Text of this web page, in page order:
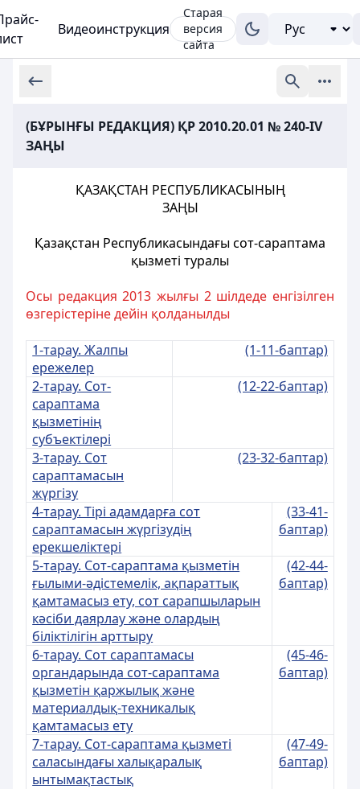
Видеоинструкция
Старая
версия
сайта
(БҰРЫНҒЫ РЕДАКЦИЯ) ҚР 2010.20.01 № 240-IV
ЗАҢЫ
ҚАЗАҚСТАН РЕСПУБЛИКАСЫНЫҢ
ЗАҢЫ
Қазақстан Республикасындағы сот-сараптама
қызметі туралы
Осы редакция 2013 жылғы 2 шілдеде енгізілген
өзгерістеріне дейін қолданылды
1-тарау. Жалпы
ережелер
(1-11-баптар)
2-тарау. Сот-
сараптама
қызметінің
субъектілері
(12-22-баптар)
3-тарау. Сот
сараптамасын
жүргізу
(23-32-баптар)
4-тарау. Тірі адамдарға сот
сараптамасын жүргізудің
ерекшеліктері
(33-41-
баптар)
5-тарау. Сот-сараптама қызметін
ғылыми-әдістемелік, ақпараттық
қамтамасыз ету, сот сарапшыларын
кәсіби даярлау және олардың
біліктілігін арттыру
(42-44-
баптар)
6-тарау. Сот сараптамасы
органдарында сот-сараптама
қызметін қаржылық және
материалдық-техникалық
қамтамасыз ету
(45-46-
баптар)
7-тарау. Сот-сараптама қызметі
саласындағы халықаралық
ынтымақтастық
(47-49-
баптар)